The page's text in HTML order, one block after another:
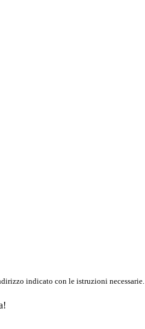
indicato con le istruzioni necessarie.